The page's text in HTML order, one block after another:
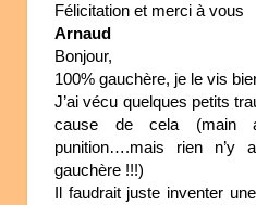
Félicitation et merci à vous
Arnaud
Bonjour,
100% gauchère, je le vis
J’ai vécu quelques petits
cause de cela (main
punition….mais rien
gauchère !!!)
Il faudrait juste inventer